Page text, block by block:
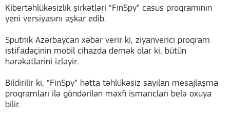
Kibertəhlükəsizlik şirkətləri “FinSpy” casus proqramının
yeni versiyasını aşkar edib.
Sputnik Azərbaycan xəbər verir ki, ziyanverici proqram
istifadəçinin mobil cihazda demək olar ki, bütün
hərəkətlərini izləyir.
Bildirilir ki, “FinSpy” hətta təhlükəsiz sayılan mesajlaşma
proqramları ilə göndərilən məxfi ismarıcları belə oxuya
bilir.